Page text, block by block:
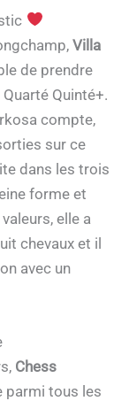
Villa
de prendre
Quinté+.
compte,
sur ce
dans les trois
forme et
elle a
chevaux et il
avec un
Chess
parmi tous les